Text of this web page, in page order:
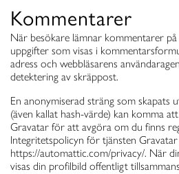
Kommentarer
När besökare lämnar kommentarer
uppgifter som visas i
adress och webbläsarens
detektering av skräppost.
En anonymiserad sträng som skapats
(även kallat hash-värde) kan komma
Gravatar för att avgöra om du finns
Integritetspolicyn för tjänsten
https://automattic.com/privacy/. När
visas din profilbild offentligt